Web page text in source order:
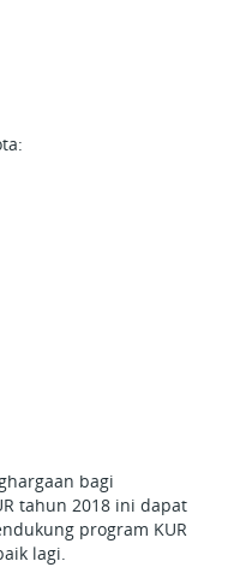
bagi
tahun 2018 ini dapat
program KUR
lagi.